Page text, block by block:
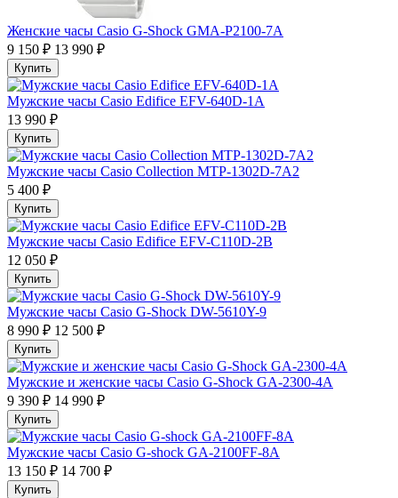
Женские часы Casio G-Shock GMA-P2100-7A
9 150 ₽ 13 990 ₽
Купить
Мужские часы Casio Edifice EFV-640D-1A
13 990 ₽
Купить
Мужские часы Casio Collection MTP-1302D-7A2
5 400 ₽
Купить
Мужские часы Casio Edifice EFV-C110D-2B
12 050 ₽
Купить
Мужские часы Casio G-Shock DW-5610Y-9
8 990 ₽ 12 500 ₽
Купить
Мужские и женские часы Casio G-Shock GA-2300-4A
9 390 ₽ 14 990 ₽
Купить
Мужские часы Casio G-shock GA-2100FF-8A
13 150 ₽ 14 700 ₽
Купить